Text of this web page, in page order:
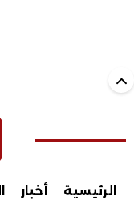
الرئيسية أخبار